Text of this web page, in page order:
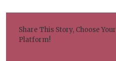
Share This Story, Choose Your
Platform!